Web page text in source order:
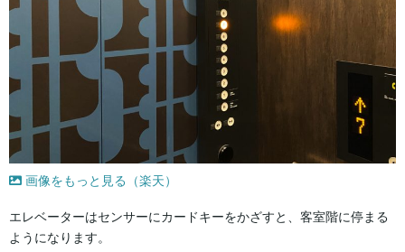
画像をもっと見る（楽天）
エレベーターはセンサーにカードキーをかざすと、客室階に停まる
ようになります。